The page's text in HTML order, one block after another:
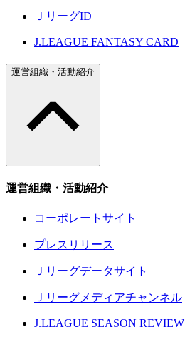
ＪリーグID
J.LEAGUE FANTASY CARD
運営組織・活動紹介
運営組織・活動紹介
コーポレートサイト
プレスリリース
Ｊリーグデータサイト
Ｊリーグメディアチャンネル
J.LEAGUE SEASON REVIEW